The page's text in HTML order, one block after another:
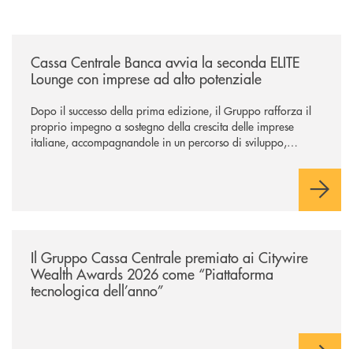
Cassa Centrale Banca avvia la seconda ELITE
Lounge con imprese ad alto potenziale
Dopo il successo della prima edizione, il Gruppo rafforza il
proprio impegno a sostegno della crescita delle imprese
italiane, accompagnandole in un percorso di sviluppo,
Il Gruppo Cassa Centrale premiato ai Citywire
Wealth Awards 2026 come “Piattaforma
tecnologica dell’anno”